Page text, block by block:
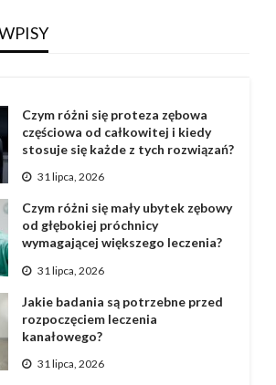
Czym różni się proteza zębowa
częściowa od całkowitej i kiedy
stosuje się każde z tych rozwiązań?
31 lipca, 2026
Czym różni się mały ubytek zębowy
od głębokiej próchnicy
wymagającej większego leczenia?
31 lipca, 2026
Jakie badania są potrzebne przed
rozpoczęciem leczenia
kanałowego?
31 lipca, 2026